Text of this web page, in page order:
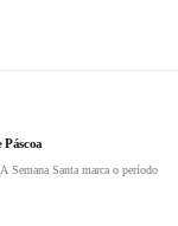
Semana Santa marca o período